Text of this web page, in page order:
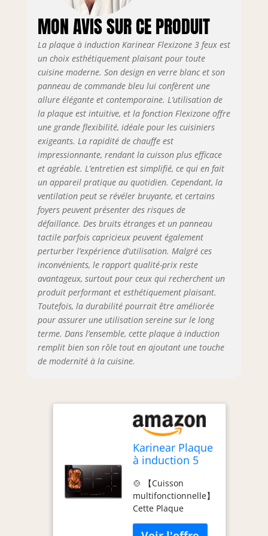
intelligemment la
puissance lorsque
plusieurs foyers
sont utilisés, évitant
ainsi toute
surcharge et
garantissant une
sécurité optimale.
🔥 【Mode Boost
ultra rapide】Avec
la fonction Boost,
chaque foyer peut
atteindre sa
puissance maximale
pendant 5 minutes
pour un chauffage
express, idéal pour
bouillir de l’eau ou
saisir les aliments
rapidement sur
votre Plaque
Induction. 📐
【Dimensions
précises pour
encastrement】
Conçue pour une
installation
intégrée, cette
87 × 49 cm.
Raccordement
électrique requis
(sans prise) –
professionnel
recommandée. 🧲
【Flex-Zone ultra
pratique】Activez la
MON AVIS SUR CE PRODUIT
La plaque à induction Karinear Flexizone 3 feux est
un choix esthétiquement plaisant pour toute
cuisine moderne. Son design en verre blanc et son
panneau de commande bleu lui confèrent une
allure élégante et contemporaine. L’utilisation de
la plaque est intuitive, et la fonction Flexizone offre
une grande flexibilité, idéale pour les cuisiniers
exigeants. La rapidité de chauffe est
impressionnante, rendant la cuisson plus efficace
et agréable. L’entretien est simplifié, ce qui en fait
un appareil pratique au quotidien. Cependant, la
ventilation peut se révéler bruyante, et certains
foyers peuvent présenter des risques de
défaillance. Des bruits étranges et un panneau
tactile parfois capricieux peuvent également
perturber l’expérience d’utilisation. Malgré ces
inconvénients, le rapport qualité-prix reste
avantageux, surtout pour ceux qui recherchent un
produit performant et esthétiquement plaisant.
Toutefois, la durabilité pourrait être améliorée
pour assurer une utilisation sereine sur le long
terme. Dans l’ensemble, cette plaque à induction
remplit bien son rôle tout en ajoutant une touche
de modernité à la cuisine.
Karinear Plaque
à induction 5
Flexizone,
Plaque
électrique 90
cm encastrable,
🍲 【Cuisson
multifonctionnelle】
Cette Plaque
Induction 5 Feux est
équipée de foyers